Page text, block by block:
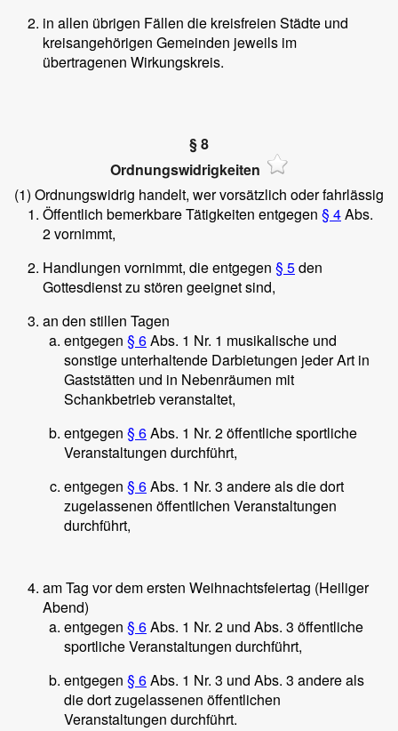
in allen übrigen Fällen die kreisfreien Städte und
kreisangehörigen Gemeinden jeweils im
übertragenen Wirkungskreis.
§ 8
Ordnungswidrigkeiten
(1) Ordnungswidrig handelt, wer vorsätzlich oder fahrlässig
Öffentlich bemerkbare Tätigkeiten entgegen § 4Abs.
2 vornimmt,
Handlungen vornimmt, die entgegen § 5den
Gottesdienst zu stören geeignet sind,
an den stillen Tagen
entgegen § 6Abs. 1 Nr. 1 musikalische und
sonstige unterhaltende Darbietungen jeder Art in
Gaststätten und in Nebenräumen mit
Schankbetrieb veranstaltet,
entgegen § 6Abs. 1 Nr. 2 öffentliche sportliche
Veranstaltungen durchführt,
entgegen § 6Abs. 1 Nr. 3 andere als die dort
zugelassenen öffentlichen Veranstaltungen
durchführt,
am Tag vor dem ersten Weihnachtsfeiertag (Heiliger
Abend)
entgegen § 6Abs. 1 Nr. 2 und Abs. 3 öffentliche
sportliche Veranstaltungen durchführt,
entgegen § 6Abs. 1 Nr. 3 und Abs. 3 andere als
die dort zugelassenen öffentlichen
Veranstaltungen durchführt.